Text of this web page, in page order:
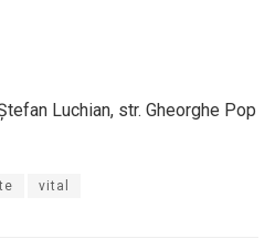
Luchian, str. Gheorghe Pop
vital